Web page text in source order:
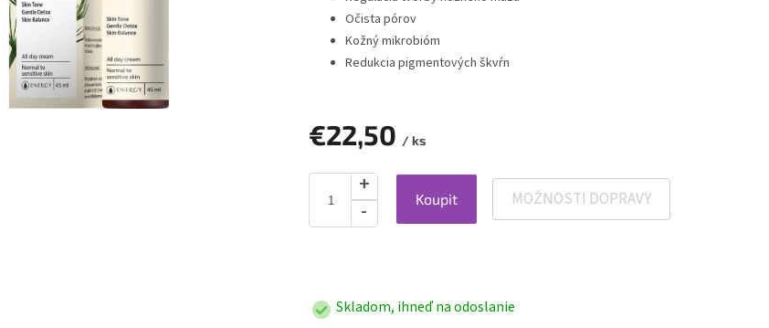
Očista pórov
Kožný mikrobióm
Redukcia pigmentových škvŕn
€22,50 / ks
Koupit MOŽNOSTI DOPRAVY
Skladom, ihneď na odoslanie